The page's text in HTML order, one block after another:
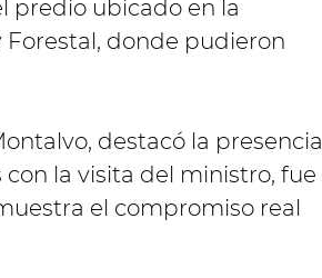
predio ubicado en la
Forestal, donde pudieron
destacó la presencia
la visita del ministro, fue
el compromiso real